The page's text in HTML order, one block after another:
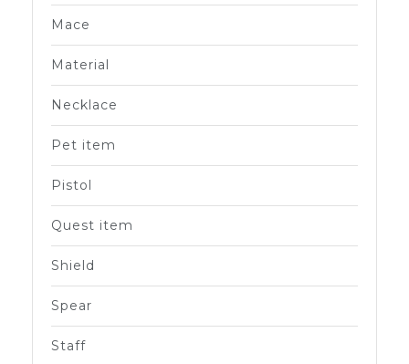
Mace
Material
Necklace
Pet item
Pistol
Quest item
Shield
Spear
Staff